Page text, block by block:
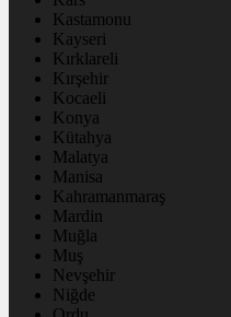
Kastamonu
Kayseri
Kırklareli
Kırşehir
Kocaeli
Konya
Kütahya
Malatya
Manisa
Kahramanmaraş
Mardin
Muğla
Muş
Nevşehir
Niğde